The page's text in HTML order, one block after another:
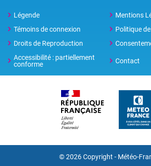
Légende
Mentions
Témoins de connexion
Politique
Droits de Reproduction
Accessibilité : partiellement
conforme
Contact
© 2026 Copyright - Météo-